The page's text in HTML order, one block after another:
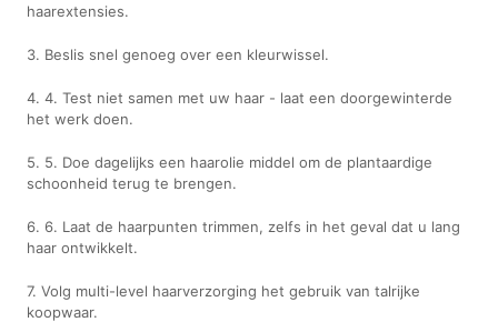
haarextensies.
3. Beslis snel genoeg over een kleurwissel.
4. 4. Test niet samen met uw haar - laat een doorgewinterde
het werk doen.
5. 5. Doe dagelijks een haarolie middel om de plantaardige
schoonheid terug te brengen.
6. 6. Laat de haarpunten trimmen, zelfs in het geval dat u lang
haar ontwikkelt.
7. Volg multi-level haarverzorging het gebruik van talrijke
koopwaar.